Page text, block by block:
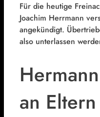
Für die heutige
Joachim Herrmann
angekündigt.
also unterlassen
an Eltern